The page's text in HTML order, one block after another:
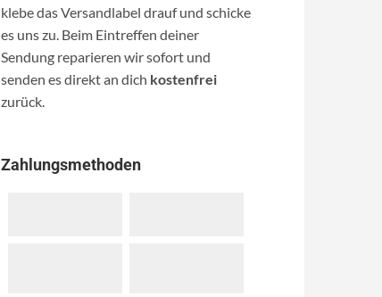
klebe das Versandlabel drauf und schicke
es uns zu. Beim Eintreffen deiner
Sendung reparieren wir sofort und
senden es direkt an dich kostenfrei
zurück.
Zahlungsmethoden